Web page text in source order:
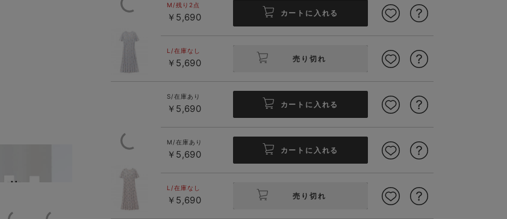
ベビーとお揃いで親子コーデができます ベビーアイテム商品コード：
51669
もっちりとした肌触りがママ
サックス×プ
リント
M/残り2点
￥5,690 カートに入れる
L/在庫なし
￥5,690 売り切れ
ペールピン
ク×プリント
S/在庫あり
￥5,690 カートに入れる
M/在庫あり
￥5,690 カートに入れる
L/在庫なし
￥5,690 売り切れ